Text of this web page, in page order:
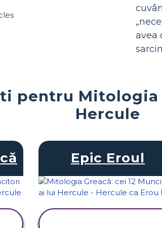
avea
Mitologia
Hercule
Epic Eroul